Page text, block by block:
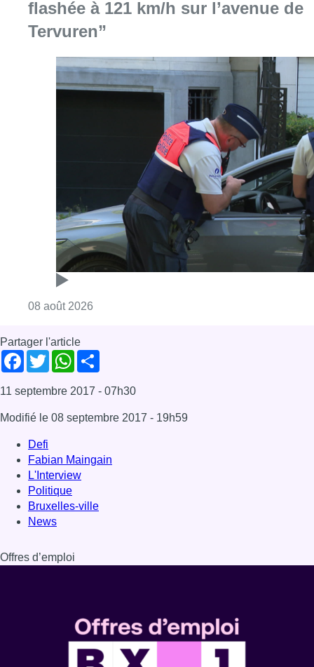
flashée à 121 km/h sur l’avenue de
Tervuren”
08 août 2026
Partager l'article
Facebook
TwitterWhatsApp
11 septembre 2017 - 07h30
Modifié le 08 septembre 2017 - 19h59
Defi
Fabian Maingain
L'Interview
Politique
Bruxelles-ville
News
Offres d’emploi